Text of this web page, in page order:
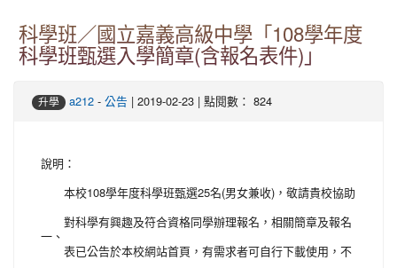
科學班／國立嘉義高級中學「108學年度
科學班甄選入學簡章(含報名表件)」
升學 a212 - 公告 | 2019-02-23 | 點閱數： 824
說明：
一、
本校108學年度科學班甄選25名(男女兼收)，敬請貴校協助
對科學有興趣及符合資格同學辦理報名，相關簡章及報名
表已公告於本校網站首頁，有需求者可自行下載使用，不